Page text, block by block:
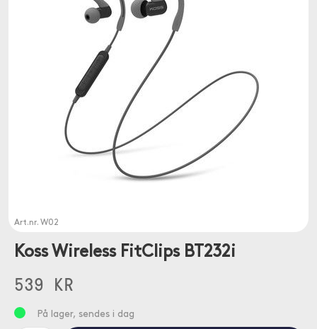
Art.nr. W02
Koss Wireless FitClips BT232i
539 KR
På lager, sendes i dag